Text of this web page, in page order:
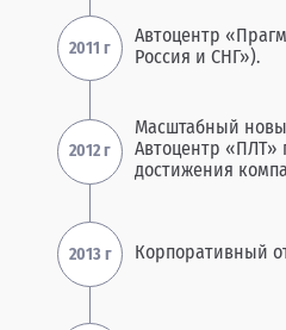
Автоцентр
Россия и СНГ»).
Масштабный
Автоцентр «ПЛТ»
достижения
Корпоративный